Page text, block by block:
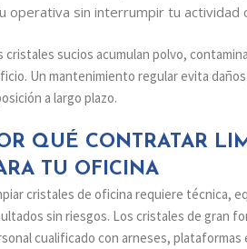
operativa sin interrumpir tu actividad
cristales sucios acumulan polvo,
Un mantenimiento regular evita
a largo plazo.
QUÉ CONTRATAR
TU OFICINA
cristales de oficina requiere técnica,
sin riesgos. Los cristales de gran
cualificado con arneses,